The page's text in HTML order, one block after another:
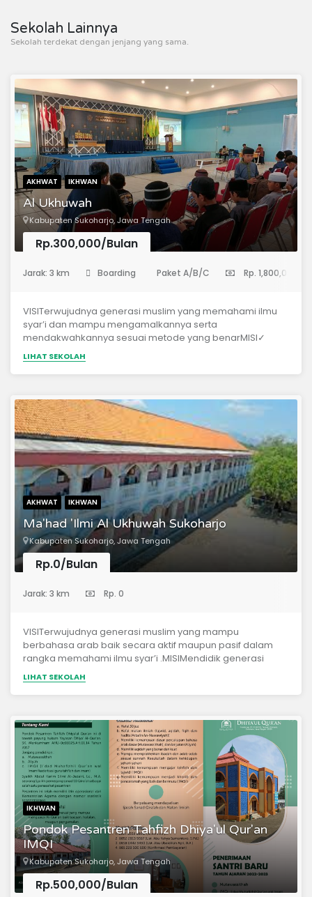
Sekolah Lainnya
Sekolah terdekat dengan jenjang yang sama.
AKHWAT IKHWAN
Al Ukhuwah
Kabupaten Sukoharjo, Jawa Tengah
Rp.300,000/Bulan
Jarak: 3 km Boarding Paket A/B/C Rp. 1,800,000
VISITerwujudnya generasi muslim yang memahami ilmu
syar’i dan mampu mengamalkannya serta
mendakwahkannya sesuai metode yang benarMISI✓
Menyelenggarakan pendidikan yang berbasis pondok
pesantren. ✓ Menyiapkan sumber daya manusia dan
sarana dakwah. ✓ Melaksanakan kegiatan dakwah dan
LIHAT SEKOLAH
AKHWAT IKHWAN
Ma'had 'Ilmi Al Ukhuwah Sukoharjo
Kabupaten Sukoharjo, Jawa Tengah
Rp.0/Bulan
Jarak: 3 km Rp. 0
VISITerwujudnya generasi muslim yang mampu
berbahasa arab baik secara aktif maupun pasif dalam
rangka memahami ilmu syar’i .MISIMendidik generasi
muslim yang cakap berbahasa arab , beriman, bertaqwa,
berakhlaq mulia dan menjunjung tinggi nilai ukhuwah
islamiyahMendidik santri untuk memiliki kecakapan
jenjang madrasah aliyah di pesantren
LIHAT SEKOLAH
IKHWAN
Pondok Pesantren Tahfizh Dhiya'ul Qur'an
IMQI
Kabupaten Sukoharjo, Jawa Tengah
Rp.500,000/Bulan